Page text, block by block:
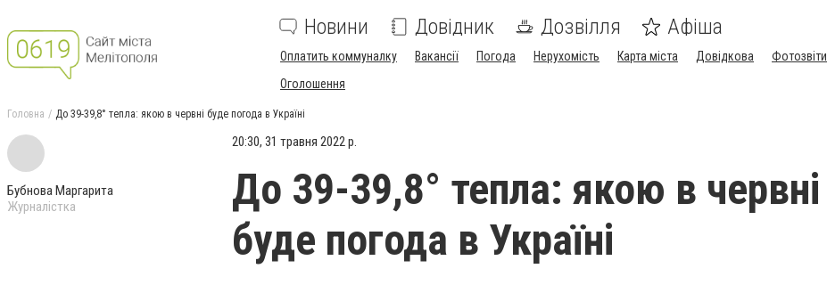
Новини Довідник Дозвілля Афіша
Оплатить коммуналку Вакансії Погода Нерухомість Карта міста Довідкова Фотозвіти
Оголошення
Головна До 39-39,8° тепла: якою в червні буде погода в Україні
Бубнова Маргарита
Журналістка
20:30, 31 травня 2022 р.
До 39-39,8° тепла: якою в червні
буде погода в Україні